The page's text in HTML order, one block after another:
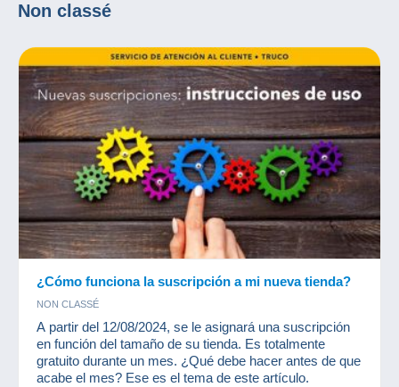
Non classé
¿Cómo funciona la suscripción a mi nueva tienda?
NON CLASSÉ
A partir del 12/08/2024, se le asignará una suscripción
en función del tamaño de su tienda. Es totalmente
gratuito durante un mes. ¿Qué debe hacer antes de que
acabe el mes? Ese es el tema de este artículo.